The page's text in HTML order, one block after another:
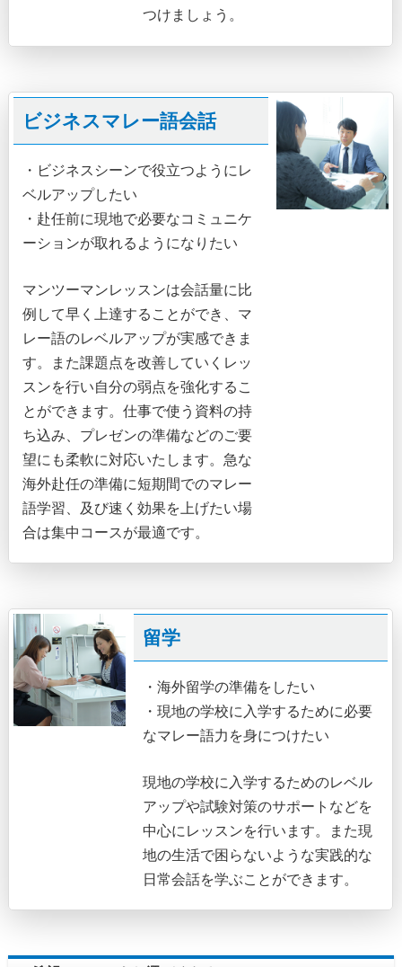
つけましょう。
ビジネスマレー語会話
・ビジネスシーンで役立つようにレ
ベルアップしたい
・赴任前に現地で必要なコミュニケ
ーションが取れるようになりたい
マンツーマンレッスンは会話量に比
例して早く上達することができ、マ
レー語のレベルアップが実感できま
す。また課題点を改善していくレッ
スンを行い自分の弱点を強化するこ
とができます。仕事で使う資料の持
ち込み、プレゼンの準備などのご要
望にも柔軟に対応いたします。急な
海外赴任の準備に短期間でのマレー
語学習、及び速く効果を上げたい場
合は集中コースが最適です。
留学
・海外留学の準備をしたい
・現地の学校に入学するために必要
なマレー語力を身につけたい
現地の学校に入学するためのレベル
アップや試験対策のサポートなどを
中心にレッスンを行います。また現
地の生活で困らないような実践的な
日常会話を学ぶことができます。